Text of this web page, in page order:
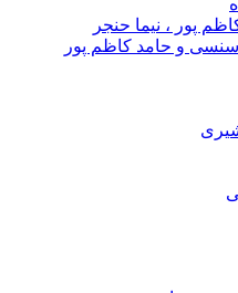
، نیما حنجر
حامد کاظم پور